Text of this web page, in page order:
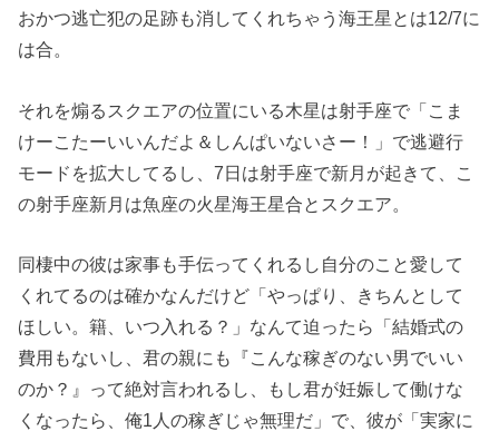
おかつ逃亡犯の足跡も消してくれちゃう海王星とは12/7に
は合。
それを煽るスクエアの位置にいる木星は射手座で「こま
けーこたーいいんだよ＆しんぱいないさー！」で逃避行
モードを拡大してるし、7日は射手座で新月が起きて、こ
の射手座新月は魚座の火星海王星合とスクエア。
同棲中の彼は家事も手伝ってくれるし自分のこと愛して
くれてるのは確かなんだけど「やっぱり、きちんとして
ほしい。籍、いつ入れる？」なんて迫ったら「結婚式の
費用もないし、君の親にも『こんな稼ぎのない男でいい
のか？』って絶対言われるし、もし君が妊娠して働けな
くなったら、俺1人の稼ぎじゃ無理だ」で、彼が「実家に